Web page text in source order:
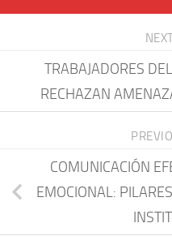
TRABAJADORES
RECHAZAN
COMUNICACIÓN
EMOCIONAL: